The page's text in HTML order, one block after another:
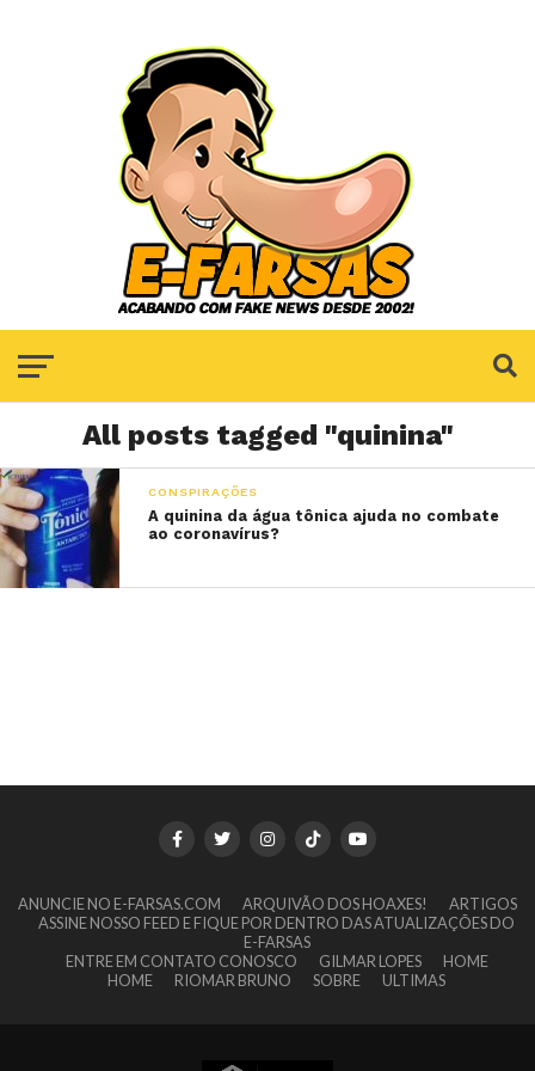
All posts tagged "quinina"
CONSPIRAÇÕES
A quinina da água tônica ajuda no combate
ao coronavírus?
ANUNCIE NO E-FARSAS.COM ARQUIVÃO DOS HOAXES!
ARTIGOS
ASSINE NOSSO FEED E FIQUE POR DENTRO DAS ATUALIZAÇÕES DO
E-FARSAS
ENTRE EM CONTATO CONOSCO
GILMAR LOPES
HOME
HOME
RIOMAR BRUNO SOBRE ULTIMAS